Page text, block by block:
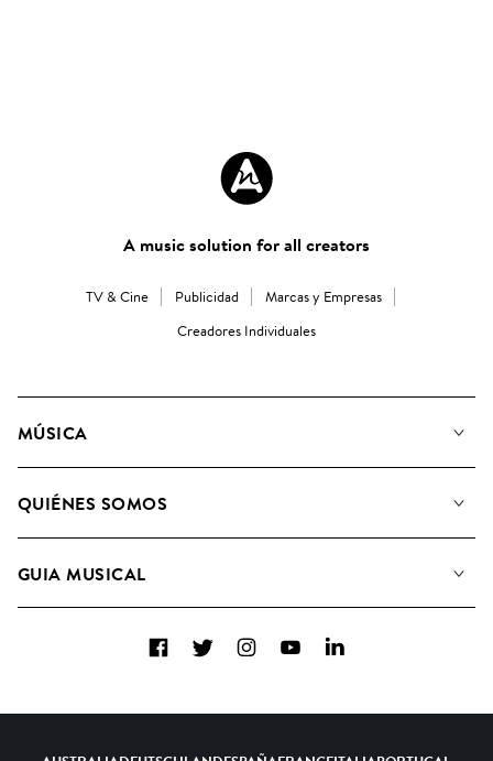
A music solution for all creators
TV & Cine Publicidad
Marcas y Empresas
Creadores Individuales
MÚSICA
Buscar
QUIÉNES SOMOS
Candidaturas Nuevos Compositores
GUIA MUSICAL
FacebookTwitterInstagramYouTubeLinkedIn